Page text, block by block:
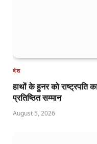
देश
हाथों के हुनर को राष्ट्रपति
प्रतिष्ठित सम्मान
August 5, 2026